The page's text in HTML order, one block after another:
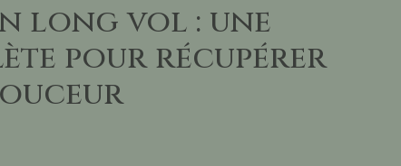
long vol : une
pour récupérer